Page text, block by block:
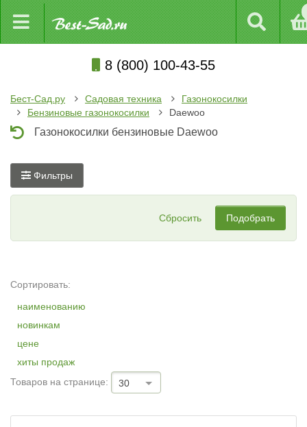
8 (800) 100-43-55
Бест-Сад.ру Садовая техника
Газонокосилки
Бензиновые газонокосилки
Daewoo
Газонокосилки бензиновые Daewoo
Фильтры
Сбросить Подобрать
Сортировать:
наименованию
новинкам
цене
хиты продаж
Товаров на странице:
30